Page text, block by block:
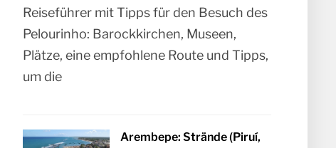
Reiseführer mit Tipps für den Besuch des
Pelourinho: Barockkirchen, Museen,
Plätze, eine empfohlene Route und Tipps,
um die
Arembepe: Strände (Piruí,